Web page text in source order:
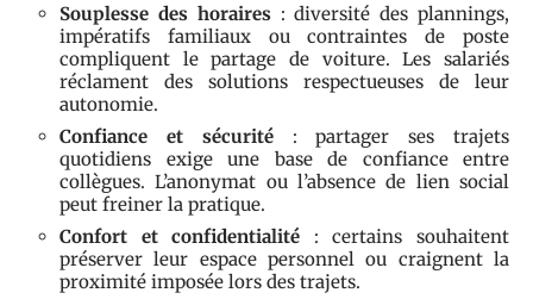
Souplesse des horaires: diversité des plannings,
impératifs familiaux ou contraintes de poste
compliquent le partage de voiture. Les salariés
réclament des solutions respectueuses de leur
autonomie.
Confiance et sécurité: partager ses trajets
quotidiens exige une base de confiance entre
collègues. L’anonymat ou l’absence de lien social
peut freiner la pratique.
Confort et confidentialité : certains souhaitent
préserver leur espace personnel ou craignent la
proximité imposée lors des trajets.